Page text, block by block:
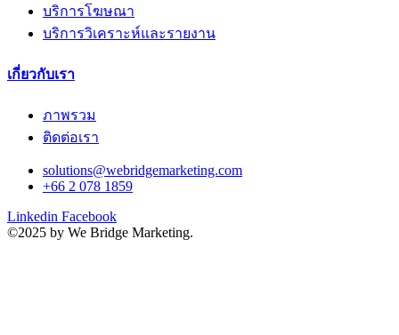
บริการโฆษณา
บริการวิเคราะห์และรายงาน
เกี่ยวกับเรา
ภาพรวม
ติดต่อเรา
solutions@webridgemarketing.com
+66 2 078 1859
Linkedin Facebook
©2025 by We Bridge Marketing.